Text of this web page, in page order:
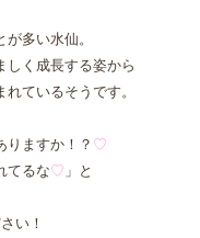
多い水仙。
しく成長する姿から
いるそうです。
りますか！？ ♡
てるな♡ 」と
い！